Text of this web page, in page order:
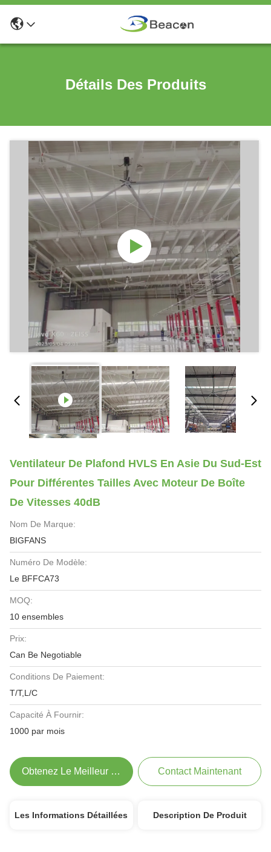
Détails Des Produits
Ventilateur De Plafond HVLS En Asie Du Sud-Est
Pour Différentes Tailles Avec Moteur De Boîte
De Vitesses 40dB
Nom De Marque:
BIGFANS
Numéro De Modèle:
Le BFFCA73
MOQ:
10 ensembles
Prix:
Can Be Negotiable
Conditions De Paiement:
T/T,L/C
Capacité À Fournir:
1000 par mois
Obtenez Le Meilleur Prix Contact Maintenant
Les Informations Détaillées Description De Produit